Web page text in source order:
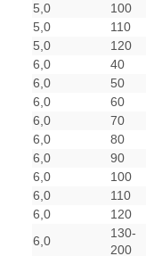
5,0
100
5,0
110
5,0
120
6,0
40
6,0
50
6,0
60
6,0
70
6,0
80
6,0
90
6,0
100
6,0
110
6,0
120
6,0
130-
200